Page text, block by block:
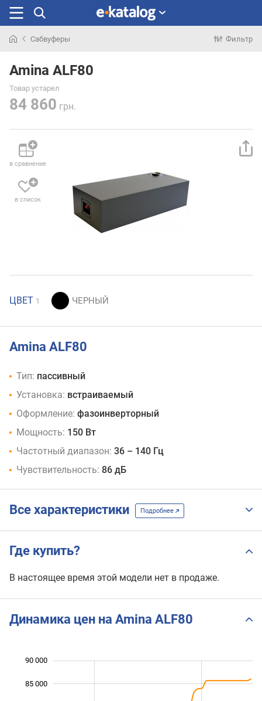
раньше
Сабвуферы Фильтр
Amina ALF80
Товар устарел
84 860 грн.
в сравнение
в список
ЦВЕТ 1
Amina ALF80
Тип: пассивный
Установка: встраиваемый
Оформление: фазоинверторный
Мощность: 150 Вт
Частотный диапазон: 36 – 140 Гц
Чувствительность: 86 дБ
Все характеристики Подробнее
Где купить?
В настоящее время этой модели нет в продаже.
Динамика цен на Amina ALF80
85 000
90 000